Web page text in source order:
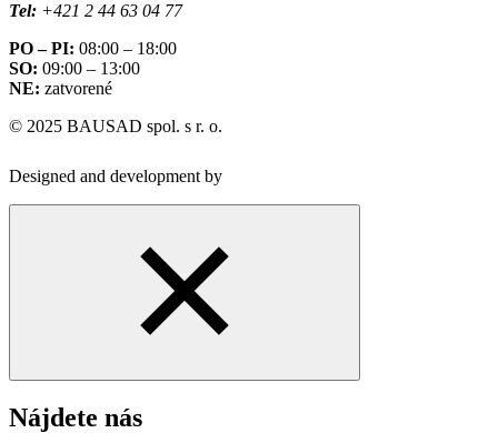
Tel: +421 2 44 63 04 77
PO – PI: 08:00 – 18:00
SO: 09:00 – 13:00
NE: zatvorené
© 2025 BAUSAD spol. s r. o.
Designed and development by
Nájdete nás